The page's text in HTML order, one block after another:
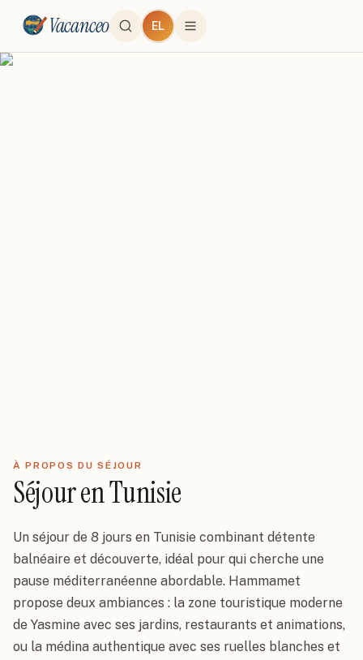
Vacanceo EL
Séjour 7jours Demi-pension Tunisie 4 ★
À PROPOS DU SÉJOUR
SéjourenTunisie
Un séjour de 8 jours en Tunisie combinant détente
balnéaire et découverte, idéal pour qui cherche une
pause méditerranéenne abordable. Hammamet
propose deux ambiances : la zone touristique moderne
de Yasmine avec ses jardins, restaurants et animations,
ou la médina authentique avec ses ruelles blanches et